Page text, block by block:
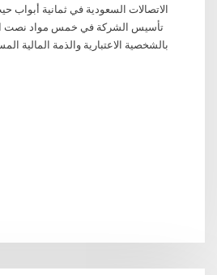
الاتصالات السعودية في ثمانية أبواب
تأسيس الشركة في خمس مواد نصت
بالشخصية الاعتبارية والذمة المالية